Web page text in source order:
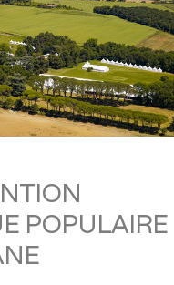
POPULAIRE